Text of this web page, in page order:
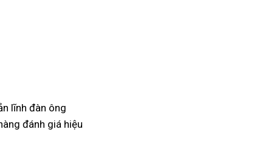
lĩnh đàn ông
đánh giá hiệu